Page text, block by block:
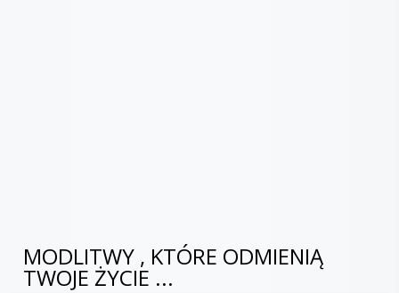
MODLITWY , KTÓRE ODMIENIĄ
TWOJE ŻYCIE ...